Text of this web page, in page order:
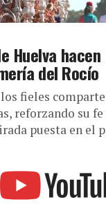
Huelva hacen
del Rocío
fieles
reforzando su fe
puesta en el